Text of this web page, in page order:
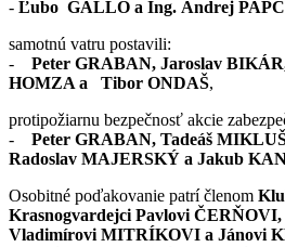
- Ľubo GALLO a Ing. Andrej
samotnú vatru postavili:
- Peter GRABAN, Jaroslav
HOMZA a Tibor ONDAŠ,
protipožiarnu bezpečnosť akcie
- Peter GRABAN, Tadeáš
Radoslav MAJERSKÝ a Jakub
Osobitné poďakovanie patrí členom
Krasnogvardejci Pavlovi
Vladimírovi MITRÍKOVI a Jánovi